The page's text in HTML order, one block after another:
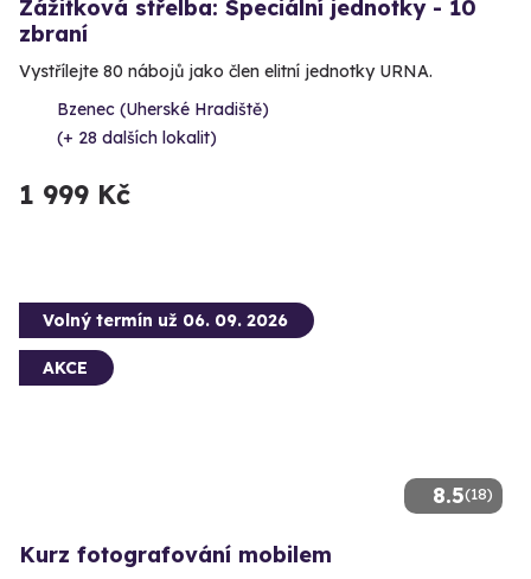
Zážitková střelba: Speciální jednotky - 10
zbraní
Vystřílejte 80 nábojů jako člen elitní jednotky URNA.
Bzenec (Uherské Hradiště)
(+ 28 dalších lokalit)
1 999 Kč
8.5(18)
Volný termín už 06. 09. 2026
AKCE
Kurz fotografování mobilem